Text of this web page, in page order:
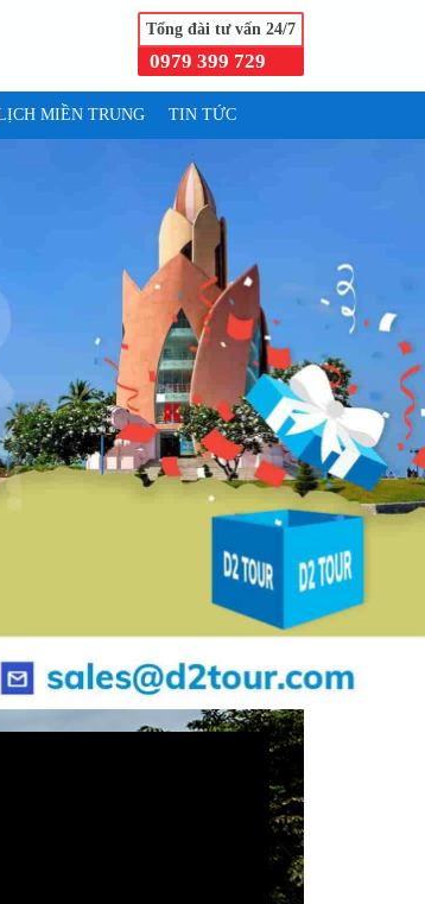
Tổng đài tư vấn 24/7
0979 399 729
MIỀN TRUNG TIN TỨC